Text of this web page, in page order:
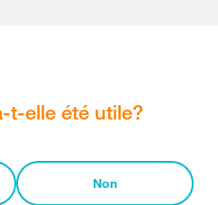
t-elle été utile?
Non